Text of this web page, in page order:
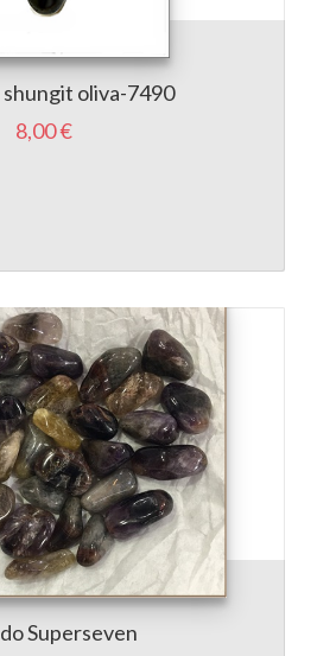
oliva-7490
8,00 €
Superseven